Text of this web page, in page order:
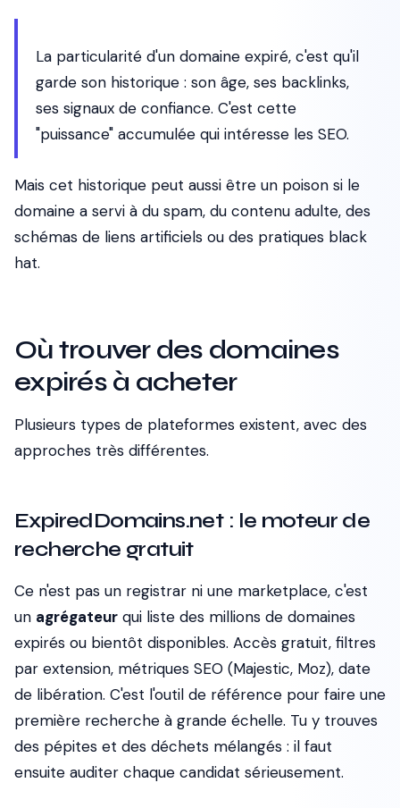
La particularité d'un domaine expiré, c'est qu'il
garde son historique : son âge, ses backlinks,
ses signaux de confiance. C'est cette
"puissance" accumulée qui intéresse les SEO.
Mais cet historique peut aussi être un poison si le
domaine a servi à du spam, du contenu adulte, des
schémas de liens artificiels ou des pratiques black
hat.
Où trouver des domaines
expirés à acheter
Plusieurs types de plateformes existent, avec des
approches très différentes.
ExpiredDomains.net : le moteur de
recherche gratuit
Ce n'est pas un registrar ni une marketplace, c'est
un agrégateur qui liste des millions de domaines
expirés ou bientôt disponibles. Accès gratuit, filtres
par extension, métriques SEO (Majestic, Moz), date
de libération. C'est l'outil de référence pour faire une
première recherche à grande échelle. Tu y trouves
des pépites et des déchets mélangés : il faut
ensuite auditer chaque candidat sérieusement.